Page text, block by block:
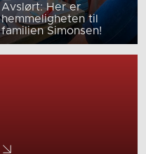
Avslørt: Her er
hemmeligheten til
familien Simonsen!